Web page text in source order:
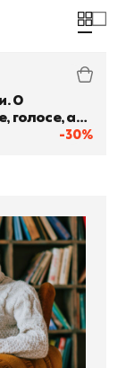
-30%
О
голосе, а
(18+,